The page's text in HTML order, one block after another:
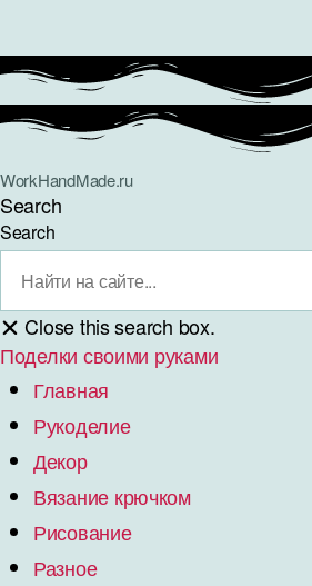
WorkHandMade.ru
Search
Search
Close this search box.
Поделки своими руками
Главная
Рукоделие
Декор
Вязание крючком
Рисование
Разное